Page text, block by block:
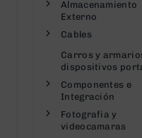
Almacenamiento
Externo
Cables
Carros y
dispositivos
Componentes e
Integración
Fotografia y
videocamaras